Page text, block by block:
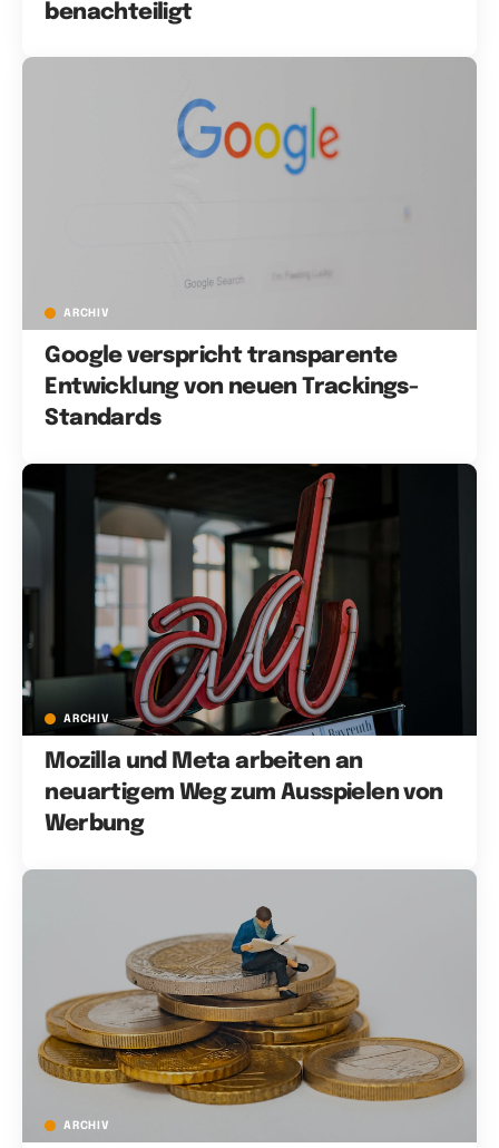
benachteiligt
ARCHIV
Google verspricht transparente
Entwicklung von neuen Trackings-
Standards
ARCHIV
Mozilla und Meta arbeiten an
neuartigem Weg zum Ausspielen von
Werbung
ARCHIV